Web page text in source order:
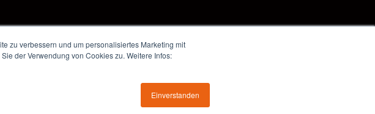
zu verbessern und um personalisiertes Marketing mit
der Verwendung von Cookies zu. Weitere Infos:
Einverstanden